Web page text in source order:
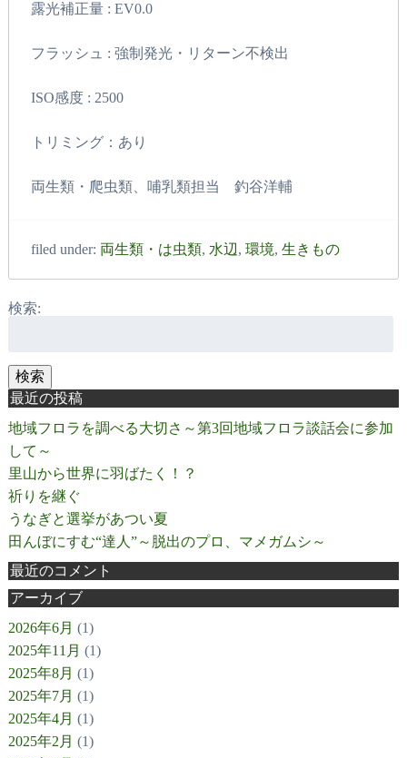
露光補正量 : EV0.0
フラッシュ : 強制発光・リターン不検出
ISO感度 : 2500
トリミング：あり
両生類・爬虫類、哺乳類担当 釣谷洋輔
filed under: 両生類・は虫類, 水辺 , 環境, 生きもの
検索:
検索
最近の投稿
地域フロラを調べる大切さ～第3回地域フロラ談話会に参加
して～
里山から世界に羽ばたく！？
祈りを継ぐ
うなぎと選挙があつい夏
田んぼにすむ“達人”～脱出のプロ、マメガムシ～
最近のコメント
アーカイブ
2026年6月 (1)
2025年11月 (1)
2025年8月 (1)
2025年7月 (1)
2025年4月 (1)
2025年2月 (1)